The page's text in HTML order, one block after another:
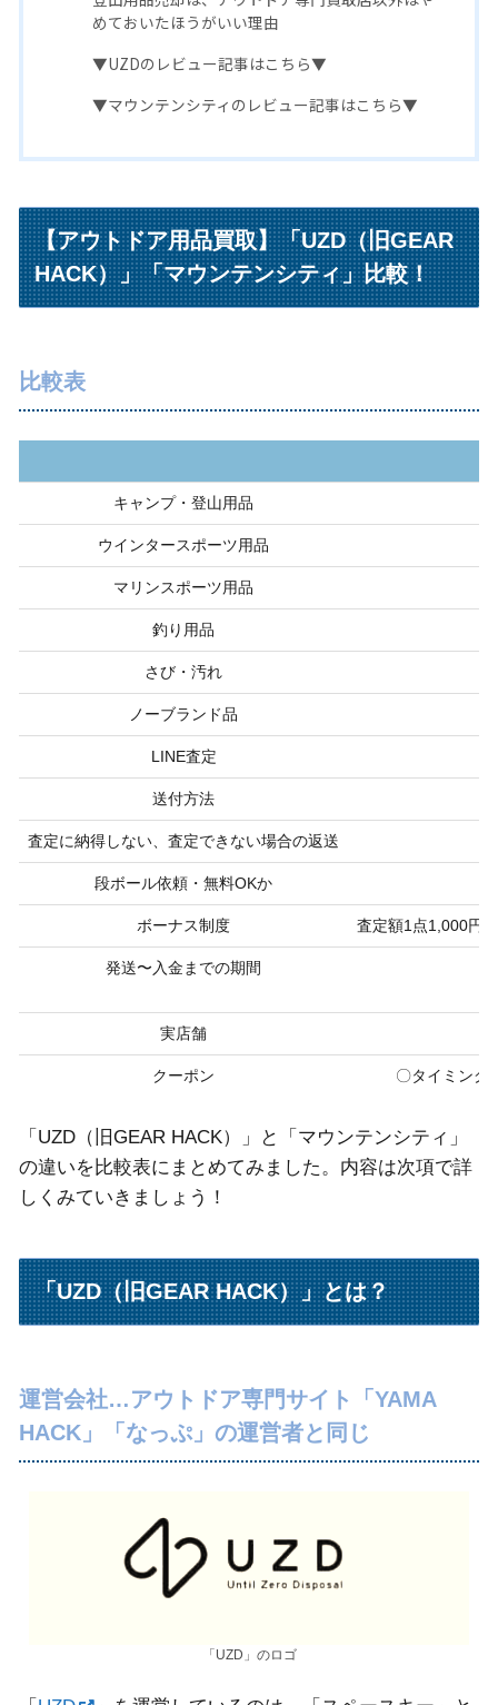
めておいたほうがいい理由
▼UZDのレビュー記事はこちら▼
▼マウンテンシティのレビュー記事はこちら▼
【アウトドア用品買取】「UZD（旧GEAR
HACK）」「マウンテンシティ」比較！
比較表
キャンプ・登山用品
ウインタースポーツ用品
マリンスポーツ用品
釣り用品
さび・汚れ
ノーブランド品
LINE査定
送付方法
査定に納得しない、査定できない場合の返送
段ボール依頼・無料OKか
ボーナス制度 査定額1点1,000円
発送〜入金までの期間
実店舗
クーポン 〇タイミング
「UZD（旧GEAR HACK）」と「マウンテンシティ」
の違いを比較表にまとめてみました。内容は次項で詳
しくみていきましょう！
「UZD（旧GEAR HACK）」とは？
運営会社…アウトドア専門サイト「YAMA
HACK」「なっぷ」の運営者と同じ
「UZD」のロゴ